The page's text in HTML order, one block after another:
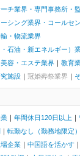
チ業界・専門事務所・
シング業界・コールセ
・物流業界
石油・新エネルギー）
容・エステ業界 教育
施設
冠婚葬祭業界
年間休日120日以上
転勤なし（勤務地限定）
場企業 中国語を活かす